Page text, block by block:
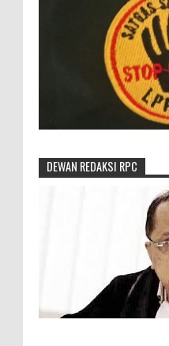
DEWAN REDAKSI RPC